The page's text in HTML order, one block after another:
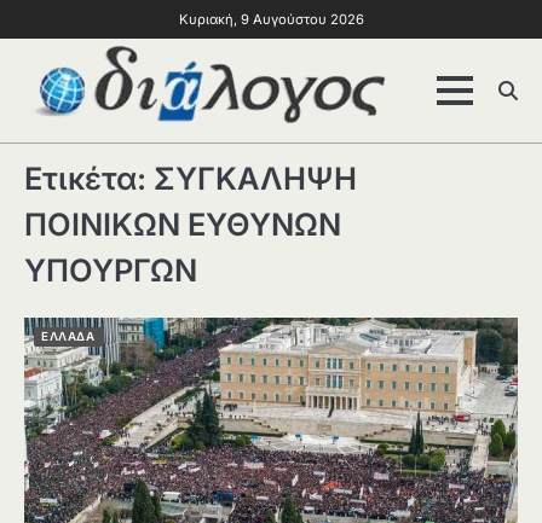
Κυριακή, 9 Αυγούστου 2026
Ετικέτα: ΣΥΓΚΑΛΗΨΗ
ΠΟΙΝΙΚΩΝ ΕΥΘΥΝΩΝ
ΥΠΟΥΡΓΩΝ
ΕΛΛΑΔΑ